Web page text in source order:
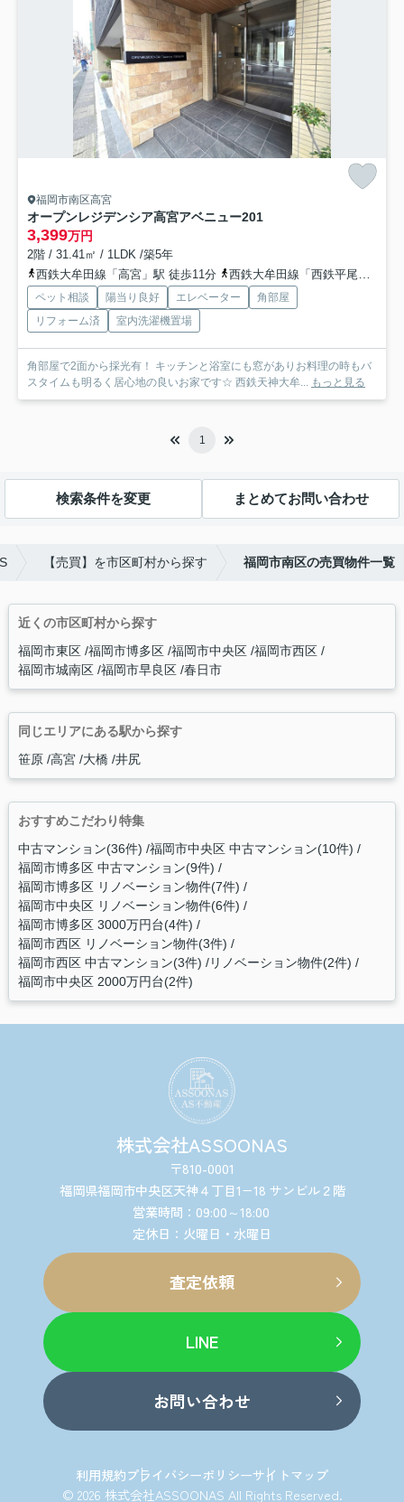
福岡市南区高宮
オープンレジデンシア高宮アベニュー201
3,399万円
2階 / 31.41㎡ / 1LDK /築5年
西鉄大牟田線「高宮」駅 徒歩11分
西鉄大牟田線「西鉄平尾」駅 徒歩11分
ペット相談 陽当り良好 エレベーター
角部屋
リフォーム済
室内洗濯機置場
角部屋で2面から採光有！ キッチンと浴室にも窓がありお料理の時もバ
スタイムも明るく居心地の良いお家です☆ 西鉄天神大牟...
もっと見る
1
検索条件を変更 まとめてお問い合わせ
【売買】を市区町村から探す 福岡市南区の売買物件一覧
近くの市区町村から探す
福岡市東区 福岡市博多区 福岡市中央区 福岡市西区
福岡市城南区 福岡市早良区 春日市
同じエリアにある駅から探す
笹原 高宮 大橋 井尻
おすすめこだわり特集
中古マンション(36件) 福岡市中央区 中古マンション(10件)
福岡市博多区 中古マンション(9件)
福岡市博多区 リノベーション物件(7件)
福岡市中央区 リノベーション物件(6件)
福岡市博多区 3000万円台(4件)
福岡市西区 リノベーション物件(3件)
福岡市西区 中古マンション(3件) リノベーション物件(2件)
福岡市中央区 2000万円台(2件)
株式会社ASSOONAS
〒810-0001
福岡県福岡市中央区天神４丁目1−18 サンビル２階
営業時間：09:00～18:00
定休日：火曜日・水曜日
査定依頼
LINE
お問い合わせ
利用規約プライバシーポリシーサイトマップ
© 2026 株式会社ASSOONAS All Rights Reserved.